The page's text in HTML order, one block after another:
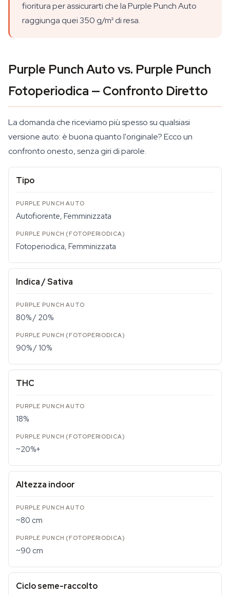
fioritura per assicurarti che la Purple Punch Auto
raggiunga quei 350 g/m² di resa.
Purple Punch Auto vs. Purple Punch
Fotoperiodica — Confronto Diretto
La domanda che riceviamo più spesso su qualsiasi
versione auto: è buona quanto l'originale? Ecco un
confronto onesto, senza giri di parole.
Tipo
Autofiorente, Femminizzata
Fotoperiodica, Femminizzata
Indica / Sativa
80% / 20%
90% / 10%
THC
18%
~20%+
Altezza indoor
~80 cm
~90 cm
Ciclo seme-raccolto